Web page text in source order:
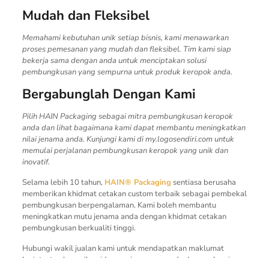
Mudah dan Fleksibel
Memahami kebutuhan unik setiap bisnis, kami menawarkan
proses pemesanan yang mudah dan fleksibel. Tim kami siap
bekerja sama dengan anda untuk menciptakan solusi
pembungkusan yang sempurna untuk produk keropok anda.
Bergabunglah Dengan Kami
Pilih HAIN Packaging sebagai mitra pembungkusan keropok
anda dan lihat bagaimana kami dapat membantu meningkatkan
nilai jenama anda. Kunjungi kami di my.logosendiri.com untuk
memulai perjalanan pembungkusan keropok yang unik dan
inovatif.
Selama lebih 10 tahun, HAIN® Packaging sentiasa berusaha
memberikan khidmat cetakan custom terbaik sebagai pembekal
pembungkusan berpengalaman. Kami boleh membantu
meningkatkan mutu jenama anda dengan khidmat cetakan
pembungkusan berkualiti tinggi.
Hubungi wakil jualan kami untuk mendapatkan maklumat